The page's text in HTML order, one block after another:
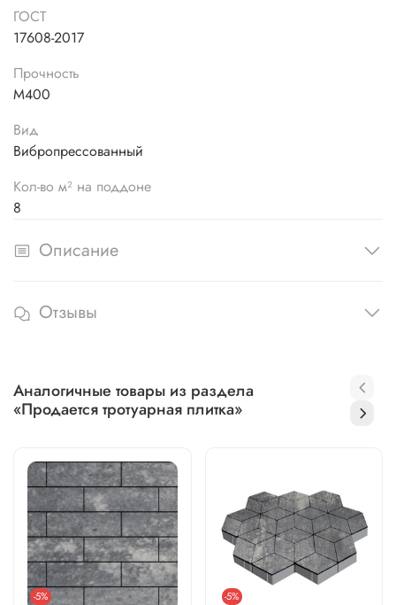
ГОСТ
17608-2017
Прочность
М400
Вид
Вибропрессованный
Кол-во м² на поддоне
8
Описание
Отзывы
Аналогичные товары из раздела
«Продается тротуарная плитка»
-5% -5%